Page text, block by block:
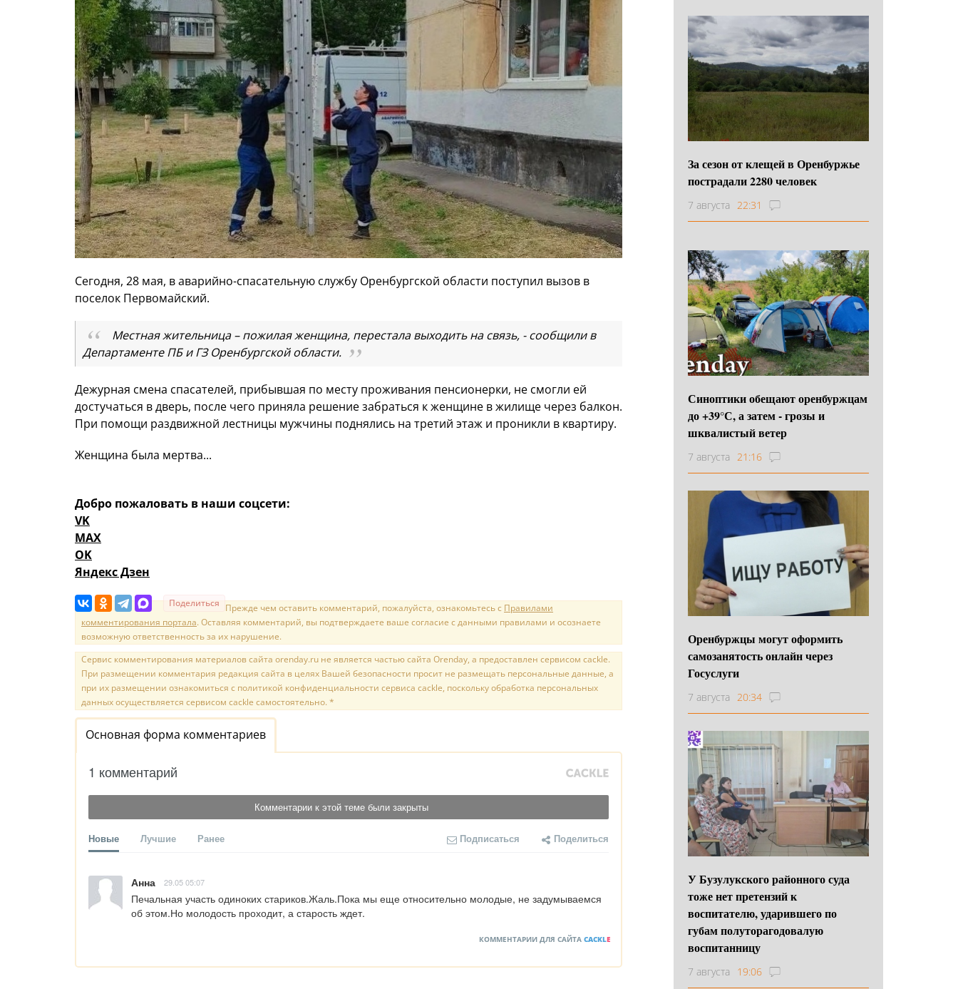
Сегодня, 28 мая, в аварийно-спасательную службу Оренбургской области поступил вызов в
поселок Первомайский.
Местная жительница – пожилая женщина, перестала выходить на связь, - сообщили в
Департаменте ПБ и ГЗ Оренбургской области.
Дежурная смена спасателей, прибывшая по месту проживания пенсионерки, не смогли ей
достучаться в дверь, после чего приняла решение забраться к женщине в жилище через балкон.
При помощи раздвижной лестницы мужчины поднялись на третий этаж и проникли в квартиру.
Женщина была мертва...
Добро пожаловать в наши соцсети:
VK
MAX
OK
Яндекс Дзен
Поделиться Прежде чем оставить комментарий, пожалуйста, ознакомьтесь с Правилами
комментирования портала. Оставляя комментарий, вы подтверждаете ваше согласие с данными правилами и осознаете
возможную ответственность за их нарушение.
Сервис комментирования материалов сайта orenday.ru не является частью сайта Orenday, а предоставлен сервисом cackle.
При размещении комментария редакция сайта в целях Вашей безопасности просит не размещать персональные данные, а
при их размещении ознакомиться с политикой конфиденциальности сервиса cackle, поскольку обработка персональных
данных осуществляется сервисом cackle самостоятельно. *
Основная форма комментариев
1 комментарий
Комментарии к этой теме были закрыты
Новые Лучшие Ранее Подписаться Поделиться
Анна 29.05 05:07
Печальная участь одиноких стариков.Жаль.Пока мы еще относительно молодые, не задумываемся
об этом.Но молодость проходит, а старость ждет.
КОММЕНТАРИИ ДЛЯ САЙТА CACKLE
За сезон от клещей в Оренбуржье
пострадали 2280 человек
7 августа 22:31
Синоптики обещают оренбуржцам
до +39°С, а затем - грозы и
шквалистый ветер
7 августа 21:16
Оренбуржцы могут оформить
самозанятость онлайн через
Госуслуги
7 августа 20:34
У Бузулукского районного суда
тоже нет претензий к
воспитателю, ударившего по
губам полуторагодовалую
воспитанницу
7 августа 19:06